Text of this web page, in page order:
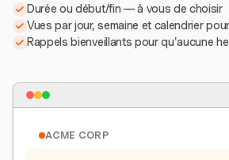
Durée ou début/fin — à vous de choisir
Vues par jour, semaine et calendrier
Rappels bienveillants pour qu'aucune
ACME CORP